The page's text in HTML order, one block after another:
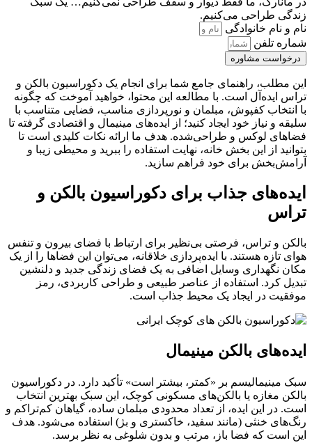
زندگی طراحی می‌کنیم.
نام و نام خانوادگی
شماره تلفن
درخواست مشاوره
این مطلب، راهنمای جامع شما برای انجام یک دکوراسیون بالکن و
تراس ایده‌آل است. با مطالعه این محتوا، خواهید آموخت که چگونه
با انتخاب کفپوش، مبلمان و نورپردازی مناسب، فضایی متناسب با
سلیقه و نیاز خود ایجاد کنید؛ از ایده‌های مینیمال و اقتصادی گرفته تا
فضاهای لوکس و طراحی‌شده. هدف ما ارائه نکات کلیدی است تا
بتوانید از این بخش خانه، نهایت استفاده را ببرید و محیطی زیبا و
آرامش‌بخش برای خود فراهم سازید.
ایده‌های جذاب برای دکوراسیون بالکن و
تراس
بالکن و تراس، فرصتی بی‌نظیر برای ارتباط با فضای بیرون و تنفس
هوای تازه هستند. با ایده‌پردازی خلاقانه، می‌توان این فضاها را از یک
مکان نگهداری وسایل اضافی به یک فضای زندگی جدید و دلنشین
تبدیل کرد. استفاده از عناصر طبیعی و طراحی کاربردی، رمز
موفقیت در ایجاد یک محیط جذاب است.
ایده‌های بالکن مینیمال
سبک مینیمالیسم بر «کمتر، بیشتر است» تأکید دارد. در دکوراسیون
بالکن مغازه یا بالکن‌های مسکونی کوچک، این سبک بهترین انتخاب
است. در این ایده، از تعداد محدودی مبلمان ساده، گیاهان کم‌تراکم و
رنگ‌های خنثی (مانند سفید، خاکستری و بژ) استفاده می‌شود. هدف
این است که فضا باز، مرتب و بدون شلوغی به نظر برسد.